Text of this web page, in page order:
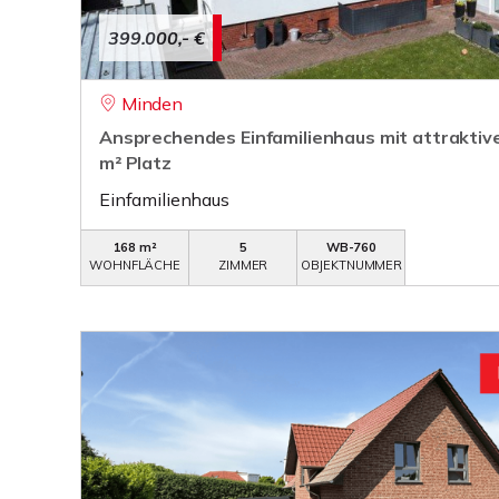
399.000,- €
Minden
Ansprechendes Einfamilienhaus mit
m² Platz
Einfamilienhaus
168 m²
WOHNFLÄCHE
5
ZIMMER
WB-760
OBJEKTNUMMER